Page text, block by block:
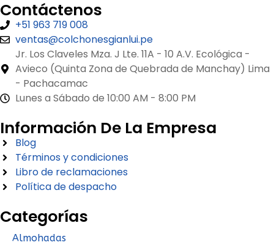
Contáctenos
+51 963 719 008
ventas@colchonesgianlui.pe
Jr. Los Claveles Mza. J Lte. 11A - 10 A.V. Ecológica -
Avieco (Quinta Zona de Quebrada de Manchay) Lima
- Pachacamac
Lunes a Sábado de 10:00 AM - 8:00 PM
Información De La Empresa
Blog
Términos y condiciones
Libro de reclamaciones
Política de despacho
Categorías
Almohadas